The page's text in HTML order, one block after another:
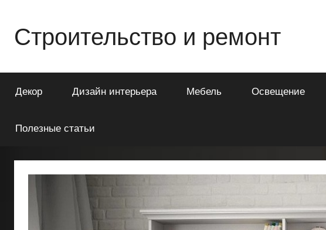
содержимому
Строительство и ремонт
о
строительстве
Декор Дизайн интерьера Мебель Освещение
Полезные статьи